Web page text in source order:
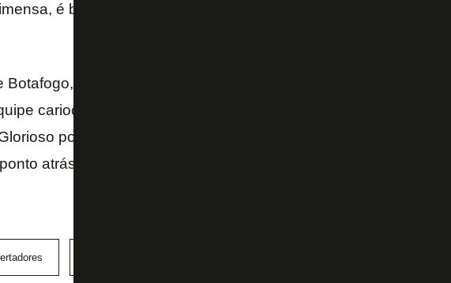
é bom para o clube, para todo mundo – disse o zagueiro
Botafogo, em 9º lugar, e Santos será determinante para as
carioca, já livre do risco de rebaixamento. Neste momento, o
por seis pontos, sendo que o Peixe aparece em seu
atrás. Ou seja, é decisão.